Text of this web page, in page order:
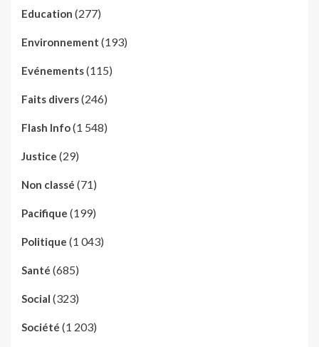
Education (277)
Environnement (193)
Evénements(115)
Faits divers(246)
Flash Info(1 548)
Justice (29)
Non classé (71)
Pacifique (199)
Politique (1 043)
Santé (685)
Social (323)
Société (1 203)